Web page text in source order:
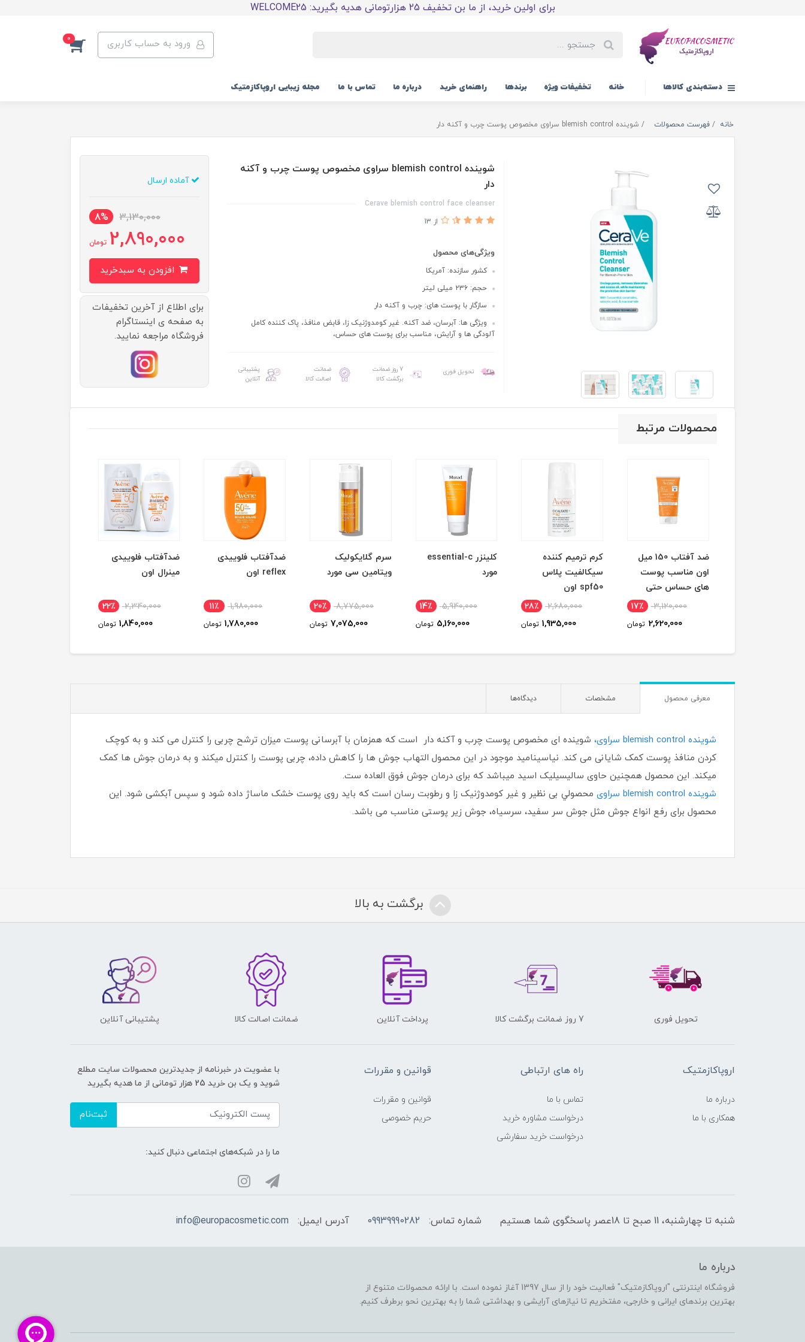
برای اولین خرید، از ما بن تخفیف 25 هزارتومانی هدیه بگیرید: WELCOME25
ورود به حساب کاربری 0
دسته‌بندی کالاها خانه تخفیفات ویژه برندها راهنمای خرید درباره ما تماس با ما مجله زیبایی اروپاکازمتیک
خانه فهرست محصولات شوینده blemish control سراوی مخصوص پوست چرب و آکنه دار
شوینده blemish control سراوی مخصوص پوست چرب و آکنه
دار
Cerave blemish control face cleanser
از 13
ویژگی‌های محصول
کشور سازنده: آمريکا
حجم: ۲۳۶ میلی لیتر
سازگار با پوست های: چرب و آکنه دار
ویژگی ها: آبرسان، ضد آکنه. غیر کومدوژنیک زا، قابض منافذ، پاک کننده کامل
آلودگی ها و آرایش، مناسب برای پوست های حساس،
تحویل فوری
7 روز ضمانت
برگشت کالا
ضمانت
اصالت کالا
پشتیبانی
آنلاین
آماده ارسال
3,130,000
8%
2,890,000 تومان
برای اطلاع از آخرین تخفیفات
به صفحه ی اینستاگرام
فروشگاه مراجعه نمایید.
محصولات مرتبط
ضد آفتاب 150 میل
اون مناسب پوست
های حساس حتی
کودکان3,120,000 17٪
2,620,000 تومان
کرم ترمیم کننده
سیکالفیت پلاس
spf50 اون
2,680,000 28٪
1,935,000 تومان
کلینزر essential-c
مورد
5,940,000 14٪
5,160,000 تومان
سرم گلایکولیک
ویتامین سی مورد
8,775,000 20٪
7,075,000 تومان
ضدآفتاب فلوییدی
reflex اون
1,980,000 11٪
1,780,000 تومان
ضدآفتاب فلوییدی
مینرال اون
2,340,000 22٪
1,840,000 تومان
معرفی محصول مشخصات دیدگاه‌ها
شوینده blemish control سراوی،
شوینده ای مخصوص پوست چرب و آکنه دار است که همزمان با آبرسانی پوست میزان ترشح چربی را کنترل‌ می کند و به کوچک
کردن منافذ پوست کمک شایانی می کند. نیاسینامید موجود در این محصول التهاب جوش ها را کاهش داده، چربی پوست را کنترل میکند و به درمان جوش ها کمک
میکند. این محصول همچنین حاوی سالیسیلیک اسید میباشد که برای درمان جوش فوق العاده ست.
شوینده blemish control سراوی
محصولي بی نظیر و غیر کومدوژنیک زا و رطوبت رسان است که باید روی پوست خشک ماساژ داده شود و سپس آبکشی شود. این
محصول برای رفع انواع جوش مثل جوش سر سفید، سرسیاه، جوش زیر پوستی مناسب می باشد.
برگشت به بالا
تحویل فوری 7 روز ضمانت برگشت کالا پرداخت آنلاین ضمانت اصالت کالا پشتیبانی آنلاین
اروپاکازمتیک
درباره ما
همکاری با ما
راه های ارتباطی
تماس با ما
درخواست مشاوره خرید
درخواست خرید سفارشی
قوانین و مقررات
قوانین و مقررات
حریم خصوصی
با عضویت در خبرنامه از جدیدترین محصولات سایت مطلع
شوید و یک بن خرید 25 هزار تومانی از ما هدیه بگیرید
ثبت‌نام
ما را در شبکه‌های اجتماعی دنبال کنید:
شنبه تا چهارشنبه، 11 صبح تا 18عصر پاسخگوی شما هستیم شماره تماس: 09939990282 آدرس ایمیل: info@europacosmetic.com
درباره ما
فروشگاه اینترنتی "اروپاکازمتیک" فعالیت خود را از سال 1397 آغاز نموده است. با ارائه محصولات متنوع از
بهترین برندهای ایرانی و خارجی، مفتخریم تا نیازهای آرایشی و بهداشتی شما را به بهترین نحو برطرف کنیم.